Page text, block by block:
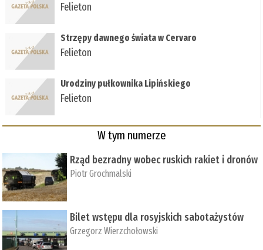
Felieton
Strzępy dawnego świata w Cervaro
Felieton
Urodziny pułkownika Lipińskiego
Felieton
W tym numerze
Rząd bezradny wobec ruskich rakiet i dronów
Piotr Grochmalski
Bilet wstępu dla rosyjskich sabotażystów
Grzegorz Wierzchołowski